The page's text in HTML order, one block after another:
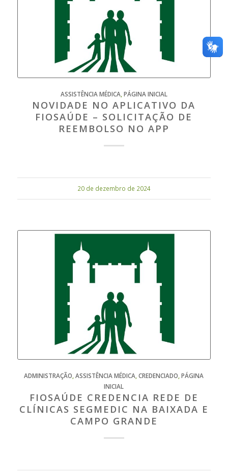
ASSISTÊNCIA MÉDICA, PÁGINA INICIAL
NOVIDADE NO APLICATIVO DA
FIOSAÚDE – SOLICITAÇÃO DE
REEMBOLSO NO APP
20 de dezembro de 2024
ADMINISTRAÇÃO,ASSISTÊNCIA MÉDICA,CREDENCIADO,PÁGINA
INICIAL
FIOSAÚDE CREDENCIA REDE DE
CLÍNICAS SEGMEDIC NA BAIXADA E
CAMPO GRANDE